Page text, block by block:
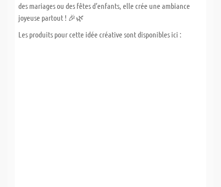
des mariages ou des fêtes d’enfants, elle crée une ambiance
joyeuse partout ! 🎉🌿
Les produits pour cette idée créative sont disponibles ici :